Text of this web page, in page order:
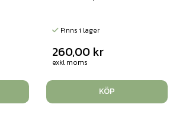
Finns i lager
260,00 kr
exkl moms
KÖP